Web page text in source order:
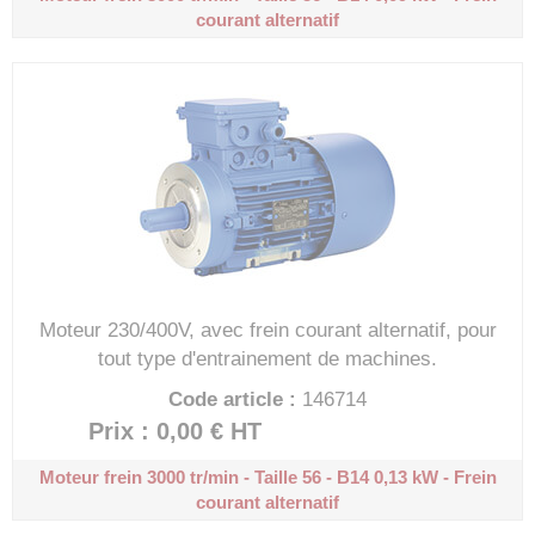
courant alternatif
Moteur 230/400V, avec frein courant alternatif, pour
tout type d'entrainement de machines.
Code article : 146714
Prix : 0,00 € HT
Moteur frein 3000 tr/min - Taille 56 - B140,13 kW - Frein
courant alternatif